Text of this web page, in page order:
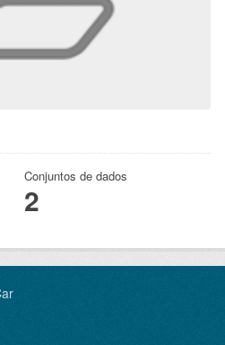
Conjuntos de dados
2